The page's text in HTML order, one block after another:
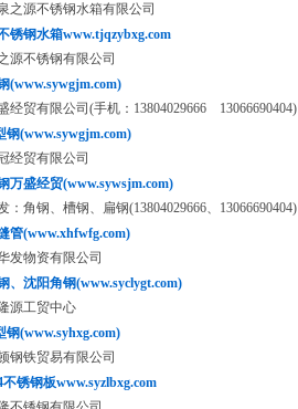
之源不锈钢水箱有限公司
锈钢水箱www.tjqzybxg.com
源不锈钢有限公司
(www.sywgjm.com)
经贸有限公司(手机：13804029666 13066690404)
钢(www.sywgjm.com)
经贸有限公司
万盛经贸(www.sywsjm.com)
：角钢、槽钢、扁钢(13804029666、13066690404)
管(www.xhfwfg.com)
发物资有限公司
、沈阳角钢(www.syclygt.com)
源工贸中心
钢(www.syhxg.com)
钢铁贸易有限公司
不锈钢板www.syzlbxg.com